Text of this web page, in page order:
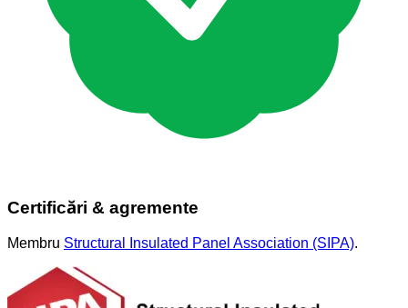
Certificări & agremente
Membru Structural Insulated Panel Association (SIPA).